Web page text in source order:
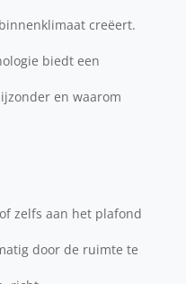
creëert.
biedt een
en waarom
zelfs aan het plafond
door de ruimte te